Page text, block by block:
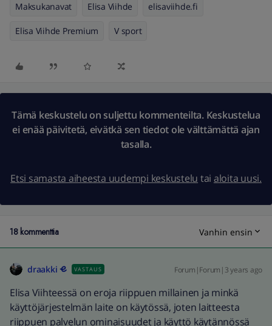
Maksukanavat Elisa Viihde elisaviihde.fi
Elisa Viihde Premium V sport
Tämä keskustelu on suljettu kommenteilta. Keskustelua
ei enää päivitetä, eivätkä sen tiedot ole välttämättä ajan
tasalla.
Etsi samasta aiheesta uudempi keskustelu tai aloita uusi.
18 kommenttia Vanhin ensin
draakki VASTAUS Forum|Forum|3 years ago
Elisa Viihteessä on eroja riippuen millainen ja minkä
käyttöjärjestelmän laite on käytössä, joten laitteesta
riippuen palvelun ominaisuudet ja käyttö käytännössä